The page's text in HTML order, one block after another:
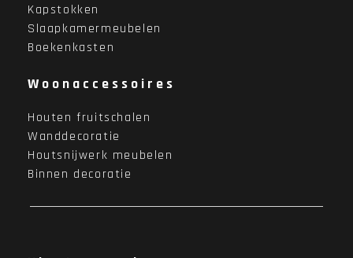
Kapstokken
Slaapkamermeubelen
Boekenkasten
Woonaccessoires
Houten fruitschalen
Wanddecoratie
Houtsnijwerk meubelen
Binnen decoratie